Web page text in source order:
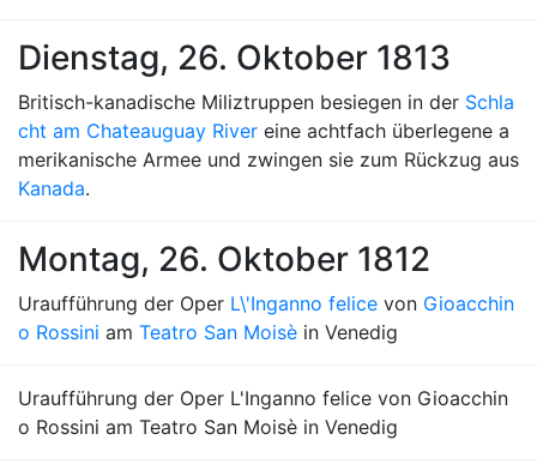
Dienstag, 26. Oktober 1813
Britisch-kanadische Miliztruppen besiegen in der Schla
cht am Chateauguay River eine achtfach überlegene a
merikanische Armee und zwingen sie zum Rückzug aus
Kanada.
Montag, 26. Oktober 1812
Uraufführung der Oper L\'Inganno felice von Gioacchin
o Rossini am Teatro San Moisè in Venedig
Uraufführung der Oper L'Inganno felice von Gioacchin
o Rossini am Teatro San Moisè in Venedig